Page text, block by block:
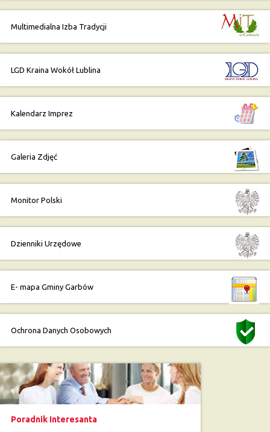
Multimedialna Izba Tradycji
LGD Kraina Wokół Lublina
Kalendarz Imprez
Galeria Zdjęć
Monitor Polski
Dzienniki Urzędowe
E- mapa Gminy Garbów
Ochrona Danych Osobowych
Poradnik Interesanta